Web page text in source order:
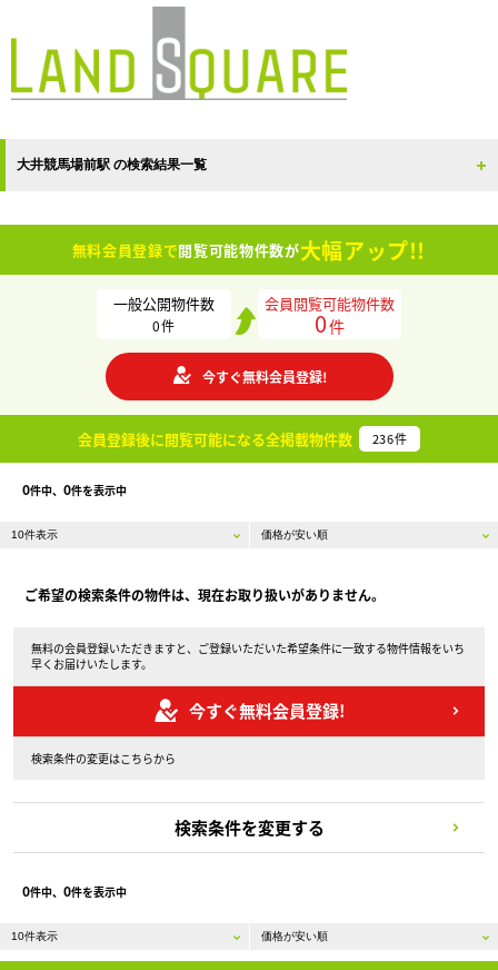
大井競馬場前駅 の検索結果一覧
無料会員登録で閲覧可能物件数が大幅アップ!!
一般公開物件数
0件
会員閲覧可能物件数
0件
今すぐ無料会員登録!
会員登録後に閲覧可能になる全掲載物件数 236件
0件中、 0件を表示中
ご希望の検索条件の物件は、現在お取り扱いがありません。
無料の会員登録いただきますと、ご登録いただいた希望条件に一致する物件情報をいち
早くお届けいたします。
今すぐ無料会員登録!
検索条件の変更はこちらから
検索条件を変更する
0件中、 0件を表示中